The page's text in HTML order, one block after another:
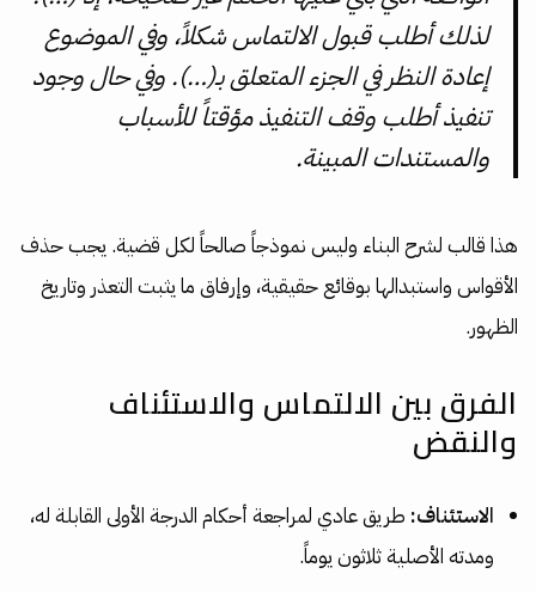
لذلك أطلب قبول الالتماس شكلاً، وفي الموضوع
إعادة النظر في الجزء المتعلق بـ(…). وفي حال وجود
تنفيذ أطلب وقف التنفيذ مؤقتاً للأسباب
والمستندات المبينة.
هذا قالب لشرح البناء وليس نموذجاً صالحاً لكل قضية. يجب حذف
الأقواس واستبدالها بوقائع حقيقية، وإرفاق ما يثبت التعذر وتاريخ
الظهور.
الفرق بين الالتماس والاستئناف
والنقض
الاستئناف: طريق عادي لمراجعة أحكام الدرجة الأولى القابلة له،
ومدته الأصلية ثلاثون يوماً.